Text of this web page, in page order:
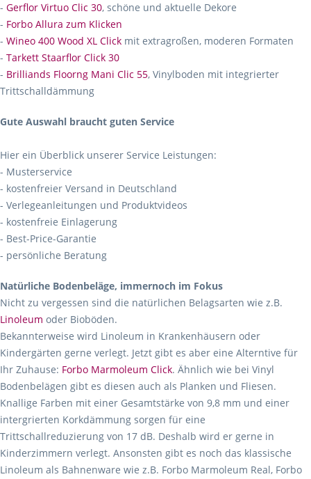
- Gerflor Virtuo Clic 30, schöne und aktuelle Dekore
- Forbo Allura zum Klicken
- Wineo 400 Wood XL Click mit extragroßen, moderen Formaten
- Tarkett Staarflor Click 30
- Brilliands Floorng Mani Clic 55, Vinylboden mit integrierter
Trittschalldämmung
Gute Auswahl braucht guten Service
Hier ein Überblick unserer Service Leistungen:
- Musterservice
- kostenfreier Versand in Deutschland
- Verlegeanleitungen und Produktvideos
- kostenfreie Einlagerung
- Best-Price-Garantie
- persönliche Beratung
Natürliche Bodenbeläge, immernoch im Fokus
Nicht zu vergessen sind die natürlichen Belagsarten wie z.B.
Linoleum oder Bioböden.
Bekannterweise wird Linoleum in Krankenhäusern oder
Kindergärten gerne verlegt. Jetzt gibt es aber eine Alterntive für
Ihr Zuhause: Forbo Marmoleum Click. Ähnlich wie bei Vinyl
Bodenbelägen gibt es diesen auch als Planken und Fliesen.
Knallige Farben mit einer Gesamtstärke von 9,8 mm und einer
intergrierten Korkdämmung sorgen für eine
Trittschallreduzierung von 17 dB. Deshalb wird er gerne in
Kinderzimmern verlegt. Ansonsten gibt es noch das klassische
Linoleum als Bahnenware wie z.B. Forbo Marmoleum Real, Forbo